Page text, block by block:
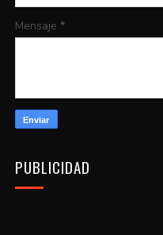
Mensaje *
PUBLICIDAD